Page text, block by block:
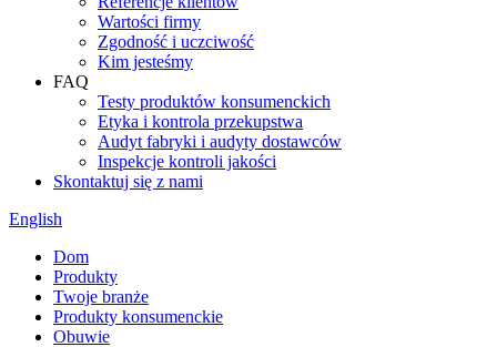
Wartości firmy
Zgodność i uczciwość
Kim jesteśmy
FAQ
Testy produktów konsumenckich
Etyka i kontrola przekupstwa
Audyt fabryki i audyty dostawców
Inspekcje kontroli jakości
Skontaktuj się z nami
English
Dom
Produkty
Twoje branże
Produkty konsumenckie
Obuwie